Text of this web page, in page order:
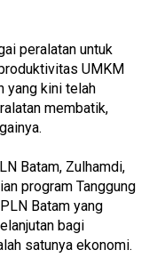
peralatan untuk
UMKM
yang kini telah
membatik,
Batam, Zulhamdi,
program Tanggung
Batam yang
bagi
satunya ekonomi.